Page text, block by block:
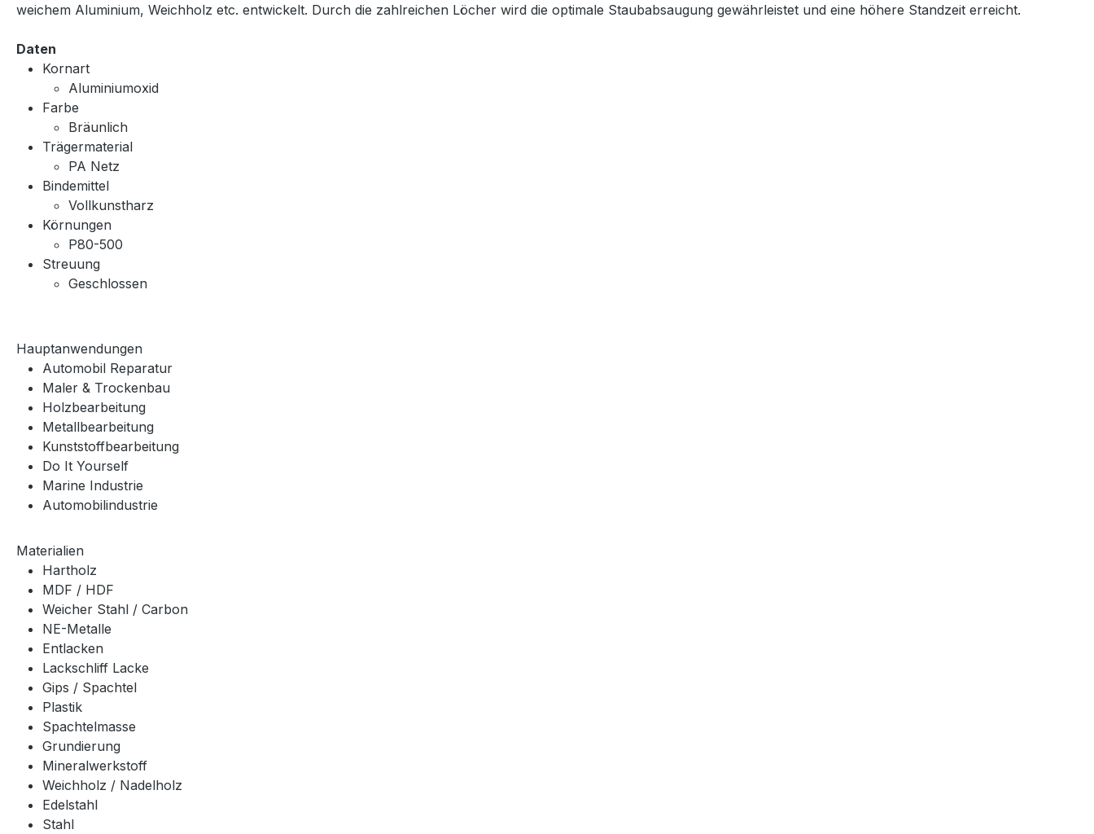
weichem Aluminium, Weichholz etc. entwickelt. Durch die zahlreichen Löcher wird die optimale Staubabsaugung gewährleistet und eine höhere Standzeit erreicht.
Daten
Kornart
Aluminiumoxid
Farbe
Bräunlich
Trägermaterial
PA Netz
Bindemittel
Vollkunstharz
Körnungen
P80-500
Streuung
Geschlossen
Hauptanwendungen
Automobil Reparatur
Maler & Trockenbau
Holzbearbeitung
Metallbearbeitung
Kunststoffbearbeitung
Do It Yourself
Marine Industrie
Automobilindustrie
Materialien
Hartholz
MDF / HDF
Weicher Stahl / Carbon
NE-Metalle
Entlacken
Lackschliff Lacke
Gips / Spachtel
Plastik
Spachtelmasse
Grundierung
Mineralwerkstoff
Weichholz / Nadelholz
Edelstahl
Stahl